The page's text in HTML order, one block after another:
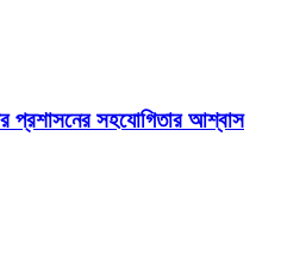
প্রশাসনের সহযোগিতার আশ্বাস